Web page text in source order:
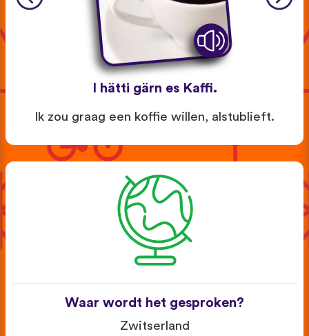
I hätti gärn es Kaffi.
Ik zou graag een koffie willen, alstublieft.
Waar wordt het gesproken?
Zwitserland